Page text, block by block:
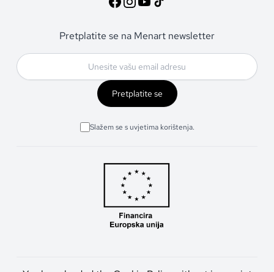
Pretplatite se na Menart newsletter
Pretplatite se
Slažem se s uvjetima korištenja.